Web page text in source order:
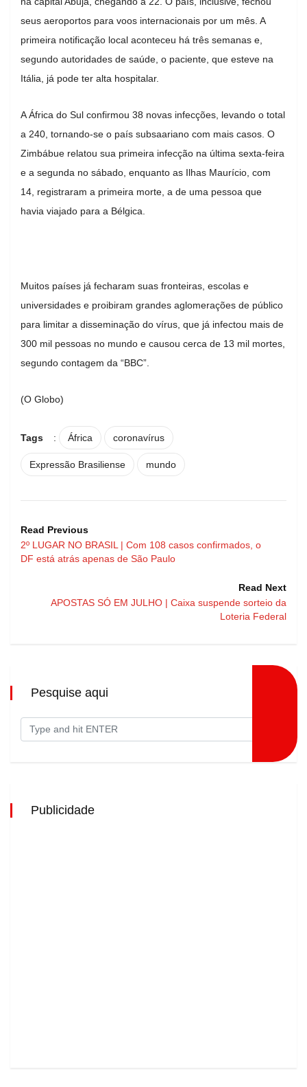
seus aeroportos para voos internacionais por um mês. A
primeira notificação local aconteceu há três semanas e,
segundo autoridades de saúde, o paciente, que esteve na
Itália, já pode ter alta hospitalar.
A África do Sul confirmou 38 novas infecções, levando o total
a 240, tornando-se o país subsaariano com mais casos. O
Zimbábue relatou sua primeira infecção na última sexta-feira
e a segunda no sábado, enquanto as Ilhas Maurício, com
14, registraram a primeira morte, a de uma pessoa que
havia viajado para a Bélgica.
Muitos países já fecharam suas fronteiras, escolas e
universidades e proibiram grandes aglomerações de público
para limitar a disseminação do vírus, que já infectou mais de
300 mil pessoas no mundo e causou cerca de 13 mil mortes,
segundo contagem da “BBC”.
(O Globo)
Tags : África coronavírus
Expressão Brasiliense mundo
Read Previous
2º LUGAR NO BRASIL | Com 108 casos confirmados, o
DF está atrás apenas de São Paulo
Read Next
APOSTAS SÓ EM JULHO | Caixa suspende sorteio da
Loteria Federal
Pesquise aqui
Publicidade